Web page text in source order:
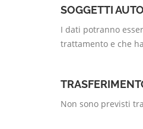
SOGGETTI
I dati potranno
trattamento e che
Non sono previsti